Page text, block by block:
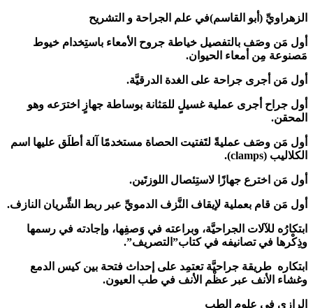
الزهراويِّ (أبو القاسم)في علم الجراحة و التشريح
أول مَن وصَف بالتفصيل خياطة جروح الأمعاء باستِخدام خيوط
مَصنوعة مِن أمعاء الحيوان.
أول مَن أجرى جراحة على الغدة الدرقيَّة.
أول جراح أجرى عملية غسيلٍ للمَثانة بوساطة جهازٍ اخترَعه وهو
المحقن.
أول مَن وصَف عمليةً لتَفتيت الحصاة مستخدمًا آلة أطلَق عليها اسم
الكلاليب (clamps).
أول مَن اخترع جهازًا لاستِئصال اللوزتَين.
أول مَن قام بعملية لإيقاف النَّزف الدمويِّ عبر ربط الشِّريان النازف.
ابتكارُه للآلات الجراحيَّة، وبراعته في وَصفِها، وإجادته في رسمها
وذِكْرها في تصانيفه في كتاب”التصريف”.
ابتكاره طريقة جراحيَّة تعتمِد على إحداث فتحة بين كيس الدمع
وغشاء الأنف عبر عظْم الأنف في طب العيون.
الرازي في علوم الطب